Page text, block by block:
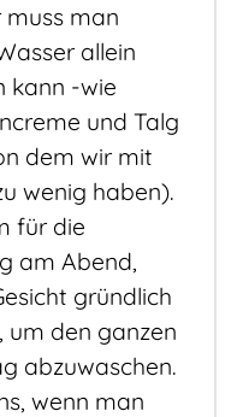
man
allein
kann -wie
und Talg
dem wir mit
wenig haben).
für die
am Abend,
gründlich
um den ganzen
abzuwaschen.
wenn man